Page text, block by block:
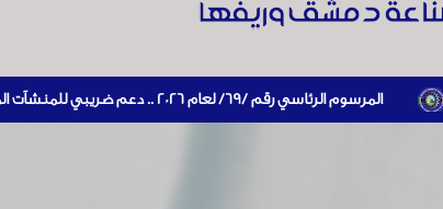
المرسوم الرئاسي رقم /69/ لعام 2026 .. دعم ضريبي للمنشآت المتضررة في إطار مسار التعافي الاقتصادي وإعادة تنشيط الإنتاج